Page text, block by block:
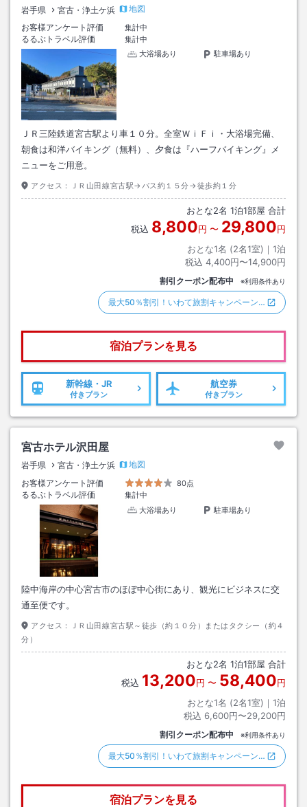
岩手県 宮古・浄土ケ浜
地図
お客様アンケート評価
集計中
るるぶトラベル評価
集計中
大浴場あり
駐車場あり
ＪＲ三陸鉄道宮古駅より車１０分。全室ＷｉＦｉ・大浴場完備、
朝食は和洋バイキング（無料）、夕食は『ハーフバイキング』メ
ニューをご用意。
アクセス： ＪＲ山田線宮古駅→バス約１５分→徒歩約１分
おとな2名 1泊1部屋 合計
税込 8,800円 〜 29,800円
おとな1名 (2名1室)｜ 1泊
税込 4,400円〜14,900円
割引クーポン配布中 ※利用条件あり
最大50％割引！いわて旅割キャンペーン…
宿泊プランを見る
新幹線・JR
付きプラン
航空券
付きプラン
宮古ホテル沢田屋
岩手県 宮古・浄土ケ浜
地図
お客様アンケート評価
80点
るるぶトラベル評価
集計中
大浴場あり
駐車場あり
陸中海岸の中心宮古市のほぼ中心街にあり、観光にビジネスに交
通至便です。
アクセス：
ＪＲ山田線宮古駅～徒歩（約１０分）またはタクシー（約４
分）
おとな2名 1泊1部屋 合計
税込 13,200円 〜 58,400円
おとな1名 (2名1室)｜ 1泊
税込 6,600円〜29,200円
割引クーポン配布中 ※利用条件あり
最大50％割引！いわて旅割キャンペーン…
宿泊プランを見る